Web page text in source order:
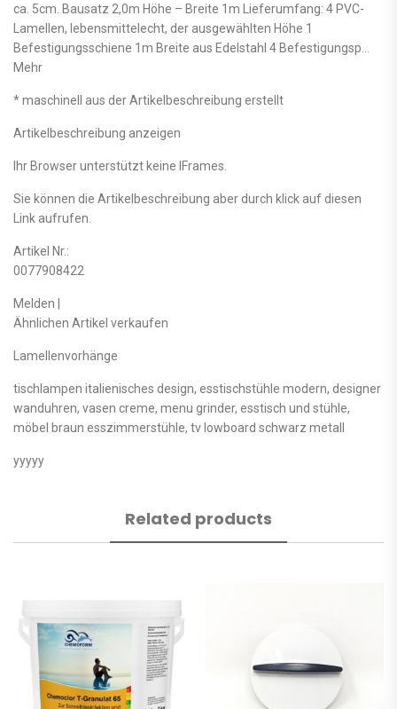
ca. 5cm. Bausatz 2,0m Höhe – Breite 1m Lieferumfang: 4 PVC-
Lamellen, lebensmittelecht, der ausgewählten Höhe 1
Befestigungsschiene 1m Breite aus Edelstahl 4 Befestigungsp…
Mehr
* maschinell aus der Artikelbeschreibung erstellt
Artikelbeschreibung anzeigen
Ihr Browser unterstützt keine IFrames.
Sie können die Artikelbeschreibung aber durch klick auf diesen
Link aufrufen.
Artikel Nr.:
0077908422
Melden |
Ähnlichen Artikel verkaufen
Lamellenvorhänge
tischlampen italienisches design, esstischstühle modern, designer
wanduhren, vasen creme, menu grinder, esstisch und stühle,
möbel braun esszimmerstühle, tv lowboard schwarz metall
yyyyy
Related products